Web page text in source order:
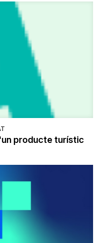
producte turístic